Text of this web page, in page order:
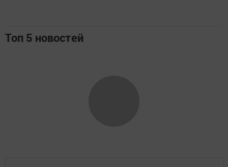
Топ 5 новостей